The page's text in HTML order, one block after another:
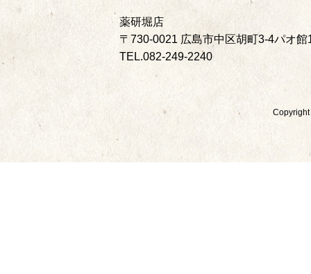
薬研堀店
〒730-0021 広島市中区胡町3-4パオ館
TEL.082-249-2240
Copyright